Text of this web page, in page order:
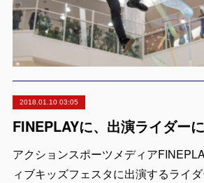
2018.01.10 03:05
アクションスポーツメディア
ィブキッズフェスタに出演するライ